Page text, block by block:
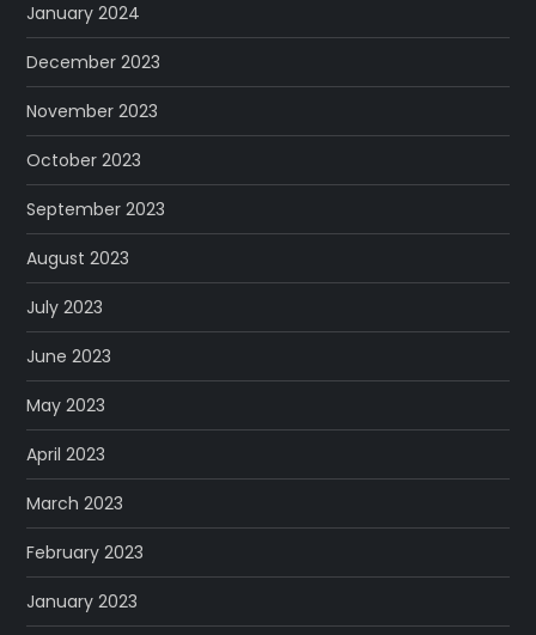
January 2024
December 2023
November 2023
October 2023
September 2023
August 2023
July 2023
June 2023
May 2023
April 2023
March 2023
February 2023
January 2023